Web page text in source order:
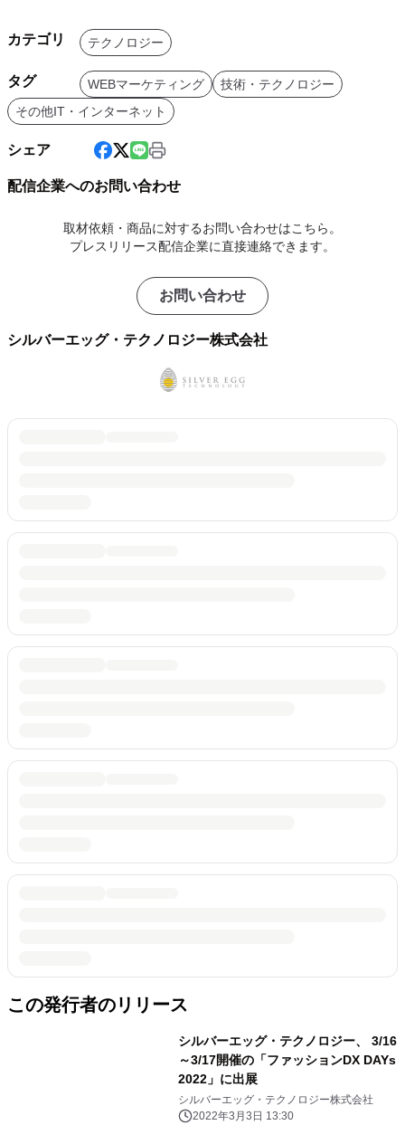
カテゴリ テクノロジー
タグ WEBマーケティング
技術・テクノロジー
その他IT・インターネット
シェア
配信企業へのお問い合わせ
取材依頼・商品に対するお問い合わせはこちら。
プレスリリース配信企業に直接連絡できます。
お問い合わせ
シルバーエッグ・テクノロジー株式会社
この発行者のリリース
シルバーエッグ・テクノロジー、 3/16
～3/17開催の「ファッションDX DAYs
2022」に出展
シルバーエッグ・テクノロジー株式会社
2022年3月3日 13:30